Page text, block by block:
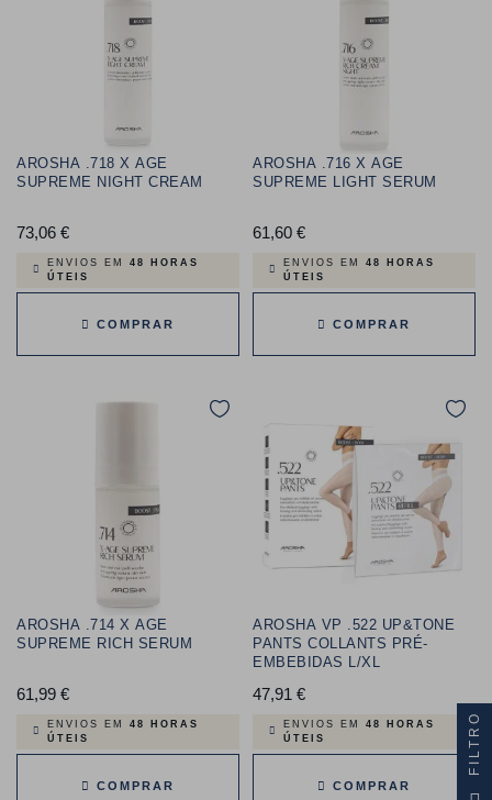
AROSHA .718 X AGE
SUPREME NIGHT CREAM
73,06 €Preço
ENVIOS EM 48 HORAS
ÚTEIS
COMPRAR
AROSHA .716 X AGE
SUPREME LIGHT SERUM
61,60 €Preço
ENVIOS EM 48 HORAS
ÚTEIS
COMPRAR
AROSHA .714 X AGE
SUPREME RICH SERUM
61,99 €Preço
ENVIOS EM 48 HORAS
ÚTEIS
COMPRAR
AROSHA VP .522 UP&TONE
PANTS COLLANTS PRÉ-
EMBEBIDAS L/XL
47,91 €Preço
ENVIOS EM 48 HORAS
ÚTEIS
COMPRAR
FILTRO